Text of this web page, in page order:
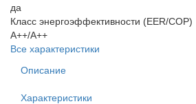
да
Класс энергоэффективности (EER/COP)
A++/A++
Все характеристики
Описание
Характеристики